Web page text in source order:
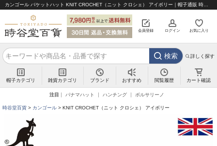
会員登録 ログイン お気に入り
検索 詳しく探す
帽子カテゴリ 雑貨カテゴリ ブランド おすすめ 閲覧履歴 カート確認
注目 パナマハット ハンチング ボルサリーノ
時谷堂百貨 カンゴール KNIT CROCHET（ニット クロシェ） アイボリー